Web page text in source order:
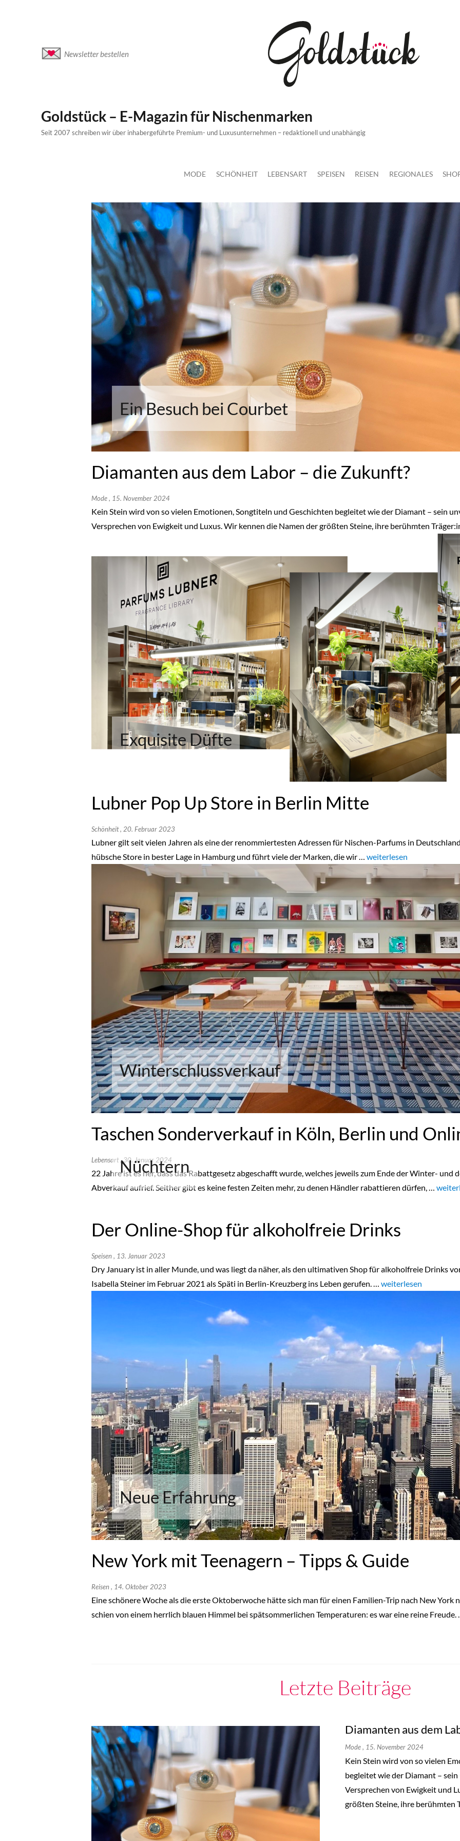
Newsletter bestellen
Goldstück – E-Magazin für Nischenmarken
Seit 2007 schreiben wir über inhabergeführte Premium- und Luxusunternehmen – redaktionell und unabhängig
MODE SCHÖNHEIT LEBENSART SPEISEN REISEN REGIONALES
Ein Besuch bei Courbet
Diamanten aus dem Labor – die Zukunft?
Mode, 15. November 2024
Kein Stein wird von so vielen Emotionen, Songtiteln und Geschichten begleitet wie der Diamant – sein
Versprechen von Ewigkeit und Luxus. Wir kennen die Namen der größten Steine, ihre berühmten
Exquisite Düfte
Lubner Pop Up Store in Berlin Mitte
Schönheit, 20. Februar 2023
Lubner gilt seit vielen Jahren als eine der renommiertesten Adressen für Nischen-Parfums in
hübsche Store in bester Lage in Hamburg und führt viele der Marken, die wir … „Home“
weiterlesen
Winterschlussverkauf
Taschen Sonderverkauf in Köln, Berlin und
Lebensart, 30. Januar 2024
22 Jahre ist es her, dass das Rabattgesetz abgeschafft wurde, welches jeweils zum Ende der Winter- und
Abverkauf aufrief. Seither gibt es keine festen Zeiten mehr, zu denen Händler rabattieren dürfen, …
Nüchtern
Der Online-Shop für alkoholfreie Drinks
Speisen, 13. Januar 2023
Dry January ist in aller Munde, und was liegt da näher, als den ultimativen Shop für alkoholfreie Drinks
Isabella Steiner im Februar 2021 als Späti in Berlin-Kreuzberg ins Leben gerufen. … „Home“
weiterlesen
Neue Erfahrung
New York mit Teenagern – Tipps & Guide
Reisen, 14. Oktober 2023
Eine schönere Woche als die erste Oktoberwoche hätte sich man für einen Familien-Trip nach New York
schien von einem herrlich blauen Himmel bei spätsommerlichen Temperaturen: es war eine reine
Letzte Beiträge
Diamanten aus dem
Mode, 15. November 2024
Kein Stein wird von so vielen
begleitet wie der Diamant –
Versprechen von Ewigkeit und
größten Steine, ihre berühmten